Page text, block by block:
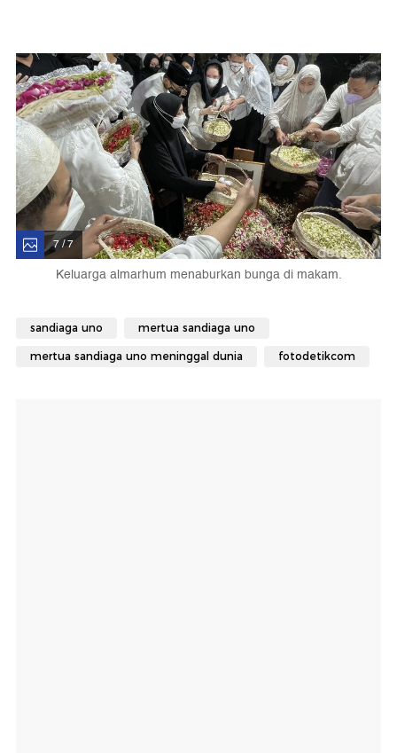
7 / 7
Keluarga almarhum menaburkan bunga di makam.
sandiaga uno mertua sandiaga uno
mertua sandiaga uno meninggal dunia fotodetikcom